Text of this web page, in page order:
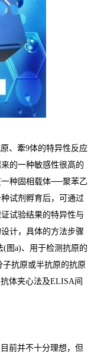
、牽9体的特异性反应
的一种敏感性很高的
种固相载体──聚苯乙
试剂孵育后，可通过
试验结果的特异性与
计，具体的方法步骤
(图a)、用于检测抗原的
抗原或半抗原的抗原
体夹心法及ELISA间
前并不十分理想，但